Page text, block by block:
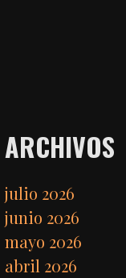
ARCHIVOS
julio 2026
junio 2026
mayo 2026
abril 2026